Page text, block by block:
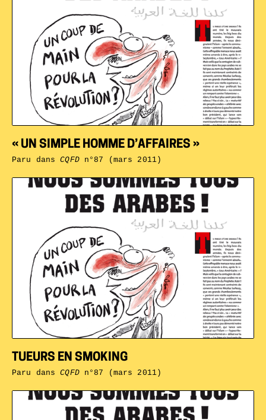
TUEURS EN SMOKING
Paru dansCQFDn°87 (mars 2011)
« UN SIMPLE HOMME D’AFFAIRES »
Paru dansCQFDn°87 (mars 2011)